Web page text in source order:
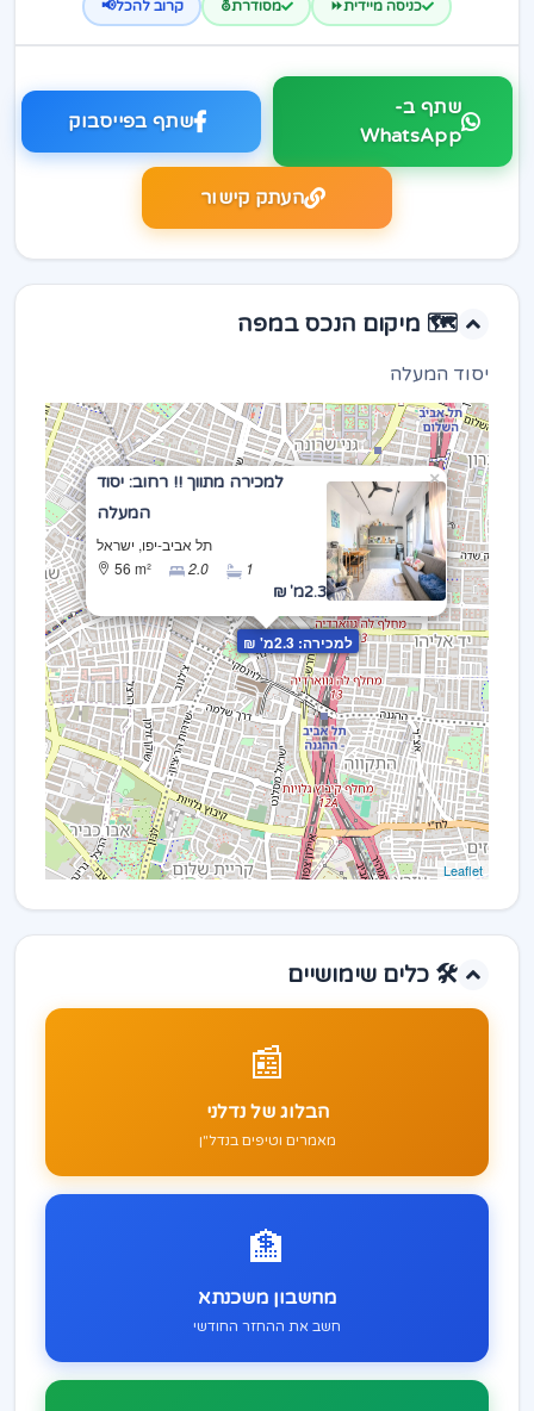
כניסה מיידית⏩ מסודרת⛢ קרוב להכל📢
שתף ב-
WhatsApp
שתף בפייסבוק
העתק קישור
🗺️ מיקום הנכס במפה
יסוד המעלה
למכירה: 2.3מ' ₪
למכירה מתווך !! רחוב: יסוד
המעלה
תל אביב-יפו, ישראל
56 m²
2.0 1
2.3מ' ₪
×
Leaflet
🛠️ כלים שימושיים
📰
הבלוג של נדלני
מאמרים וטיפים בנדל"ן
🏦
מחשבון משכנתא
חשב את ההחזר החודשי